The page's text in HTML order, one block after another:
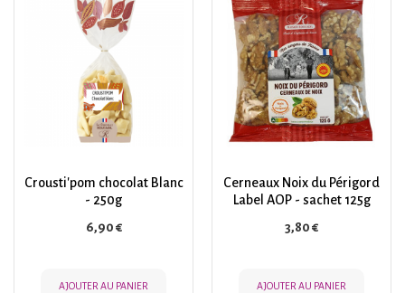
Crousti'pom chocolat Blanc
- 250g
Prix
6,90 €
AJOUTER AU PANIER
Cerneaux Noix du Périgord
Label AOP - sachet 125g
Prix
3,80 €
AJOUTER AU PANIER